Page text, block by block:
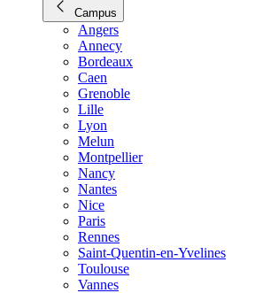
Campus
Angers
Annecy
Bordeaux
Caen
Grenoble
Lille
Lyon
Melun
Montpellier
Nancy
Nantes
Nice
Paris
Rennes
Saint-Quentin-en-Yvelines
Toulouse
Vannes